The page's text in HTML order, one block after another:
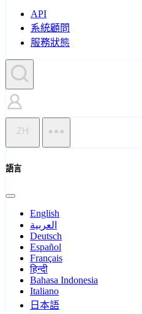
API
系統顧問
服務狀態
ZH
語言
English
العربية
Deutsch
Español
Français
हिन्दी
Bahasa Indonesia
Italiano
日本語